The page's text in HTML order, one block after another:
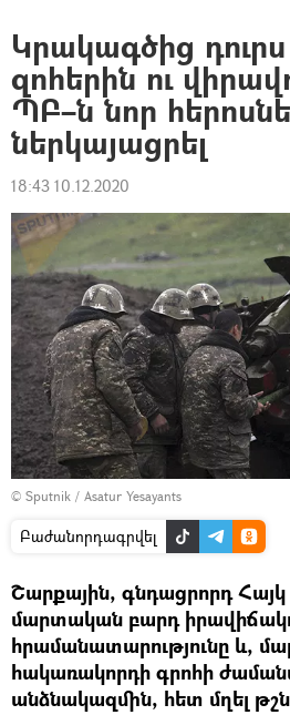
Կրակագծից դուրս
զոհերին ու
ՊԲ–ն նոր
ներկայացրել
18:43 10.12.2020
© Sputnik / Asatur Yesayants
Բաժանորդագրվել
Շարքային, գնդացրորդ Հայկ
մարտական բարդ
հրամանատարությունը և,
հակառակորդի գրոհի
անձնակազմին, հետ մղել